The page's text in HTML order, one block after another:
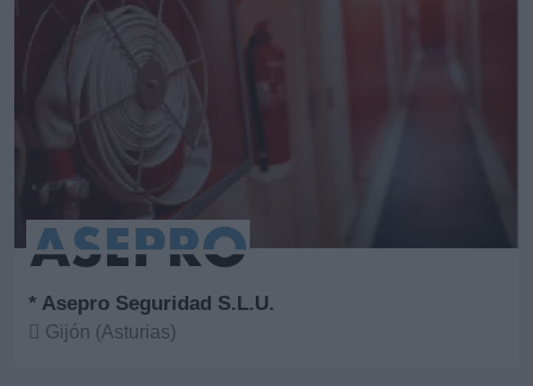
* Asepro Seguridad S.L.U.
Gijón (Asturias)